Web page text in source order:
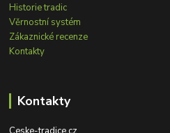
Historie tradic
Věrnostní systém
Zákaznické recenze
Kontakty
Kontakty